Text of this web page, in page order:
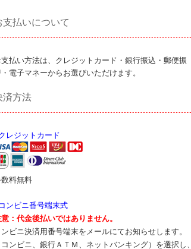
支払いについて
払い方法は、クレジットカード・銀行振込・郵便振
電子マネーからお選びいただけます。
済方法
レジットカード
料無料
ンビニ番号端末式
：代金後払いではありません。
ビニ決済用番号端末をメールにてお知らせします。
ンビニ、銀行ＡＴＭ、ネットバンキング）を選択し、